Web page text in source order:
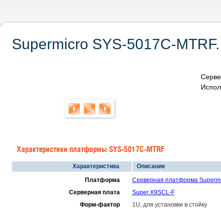
Supermicro SYS-5017C-
Характеристики платформы SYS-5017C-MTRF
Характеристика
Описание
Платформа
Серверная платформа
Серверная плата
Super X9SCL-F
Форм-фактор
1U, для установки в стойку